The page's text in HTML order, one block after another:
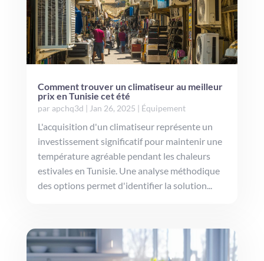
Comment trouver un climatiseur au meilleur
prix en Tunisie cet été
par apchq3d | Jan 26, 2025 | Équipement
L'acquisition d'un climatiseur représente un
investissement significatif pour maintenir une
température agréable pendant les chaleurs
estivales en Tunisie. Une analyse méthodique
des options permet d'identifier la solution...